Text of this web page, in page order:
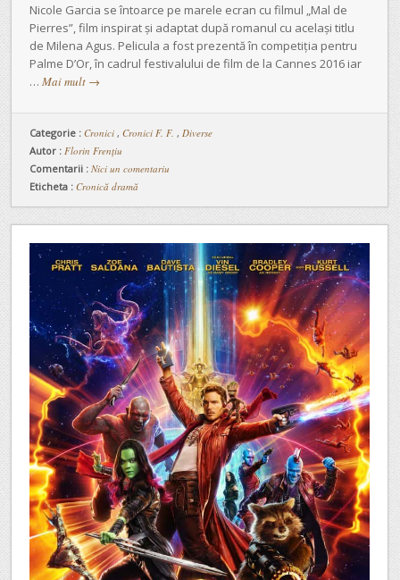
Nicole Garcia se întoarce pe marele ecran cu filmul „Mal de
Pierres”, film inspirat şi adaptat după romanul cu acelaşi titlu
de Milena Agus. Pelicula a fost prezentă în competiţia pentru
Palme D’Or, în cadrul festivalului de film de la Cannes 2016 iar
… Mai mult →
Categorie : Cronici , Cronici F. F. , Diverse
Autor : Florin Frențiu
Comentarii : Nici un comentariu
Eticheta : Cronică dramă